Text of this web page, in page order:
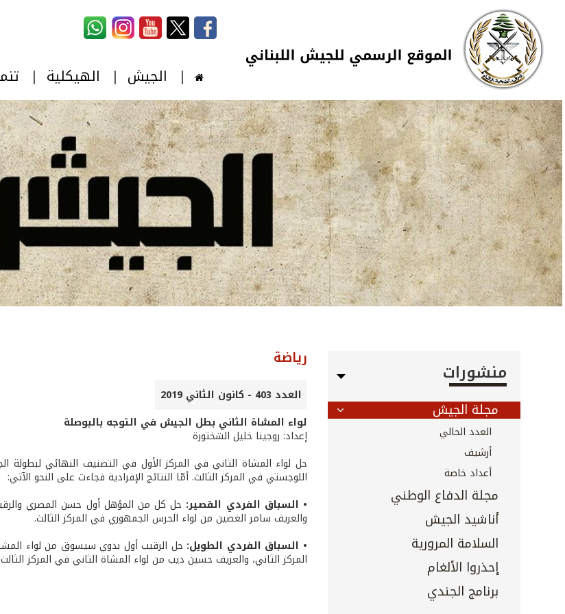
تجاوز إلى المحتوى الرئيسي
Skip to navigation
الجيش الهيكلية
منشورات
مجلة الجيش
العدد الحالي
أرشيف
أعداد خاصة
مجلة الدفاع الوطني
أناشيد الجيش
السلامة المرورية
إحذروا الألغام
برنامج الجندي
رياضة
العدد 403 - كانون الثاني 2019
لواء المشاة الثاني بطل الجيش في التوجه بالبوصلة
إعداد: روجينا خليل الشختورة
حل لواء المشاة الثاني في المركز الأول في التصنيف النهائي لبطولة
اللوجستي في المركز الثالث. أمّا النتائج الإفرادية فجاءت على النحو الآتي:
• السباق الفردي القصير: حل كل من المؤهل أول حسن المصري والرقيب
والعريف سامر الغصين من لواء الحرس الجمهوري في المركز الثالث.
• السباق الفردي الطويل: حل الرقيب أول بدوي سيسوق من لواء
المركز الثاني، والعريف حسين ديب من لواء المشاة الثاني في المركز